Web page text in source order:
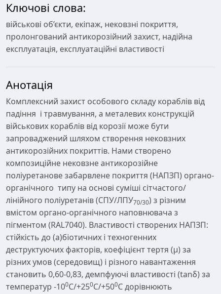
Ключові слова:
військові об’єкти, екіпаж, нековзні покриття,
пролонгований антикорозійний захист, надійна
експлуатація, експлуатаційні властивості
Анотація
Комплексний захист особового складу кораблів від
падіння і травмування, а металевих конструкцій
військових кораблів від корозії може бути
запроваджений шляхом створення нековзних
антикорозійних покриттів. Нами створено
композиційне нековзне антикорозійне
поліуретанове забарвлене покриття (НАПЗП) органо-
органічного типу на основі суміші сітчастого/
лінійного поліуретанів (СПУ/ЛПУ70/30) з різним
вмістом органо-органічного наповнювача з
пігментом (RAL7040). Властивості створених НАПЗП:
стійкість до (а)біотичних і техногенних
деструктуючих факторів, коефіцієнт тертя (µ) за
різних умов (середовищ) і різного навантаження
становить 0,60-0,83, демпфуючі властивості (tanδ) за
температур -100С/+250С/+500С дорівнюють